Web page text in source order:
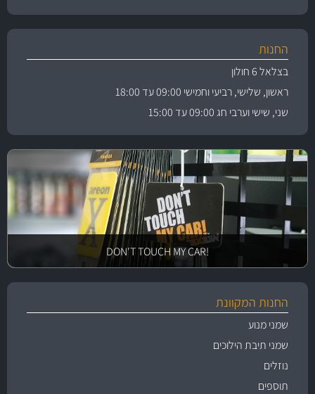
החנות
בצלאל 6 חולון
ראשון, שלישי, רביעי וחמישי 09:00 עד 18:00
שני, שישי וערבי חג 09:00 עד 15:00
!DON'T TOUCH MY CAR
החנות המקוונת
שמני מנוע
שמני תיבת הילוכים
נוזלים
תוספים